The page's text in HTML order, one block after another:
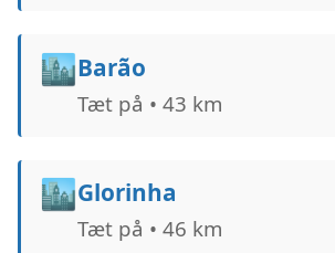
🏙️Barão
Tæt på • 43 km
🏙️Glorinha
Tæt på • 46 km